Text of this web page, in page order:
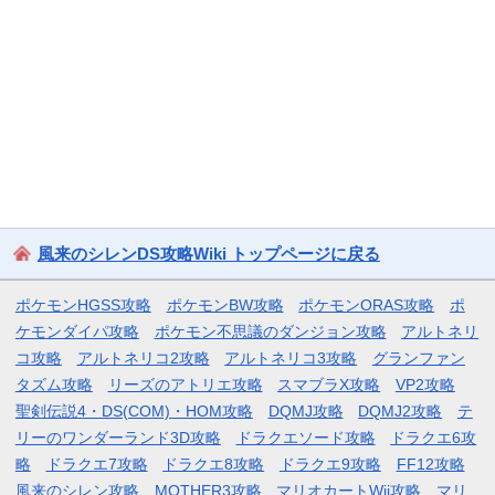
風来のシレンDS攻略Wiki トップページに戻る
ポケモンHGSS攻略 ポケモンBW攻略 ポケモンORAS攻略
ポ
ケモンダイパ攻略
ポケモン不思議のダンジョン攻略
アルトネリ
コ攻略
アルトネリコ2攻略 アルトネリコ3攻略
グランファン
タズム攻略
リーズのアトリエ攻略 スマブラX攻略
VP2攻略
聖剣伝説4・DS(COM)・HOM攻略
DQMJ攻略 DQMJ2攻略
テ
リーのワンダーランド3D攻略
ドラクエソード攻略
ドラクエ6攻
略
ドラクエ7攻略 ドラクエ8攻略 ドラクエ9攻略
FF12攻略
風来のシレン攻略
MOTHER3攻略 マリオカートWii攻略 マリ